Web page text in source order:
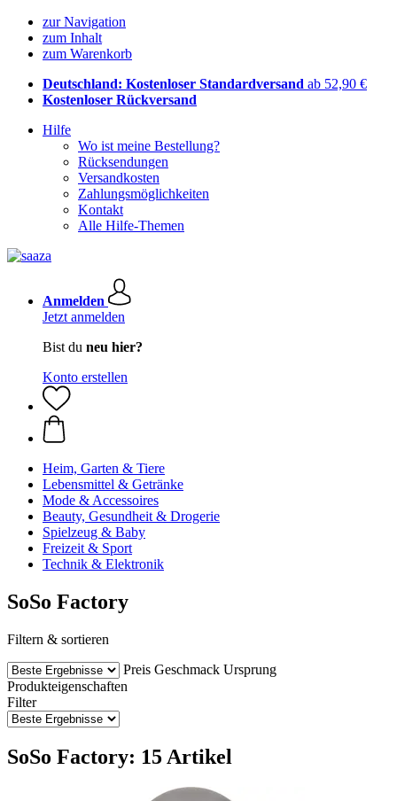
zur Navigation
zum Inhalt
zum Warenkorb
Deutschland: Kostenloser Standardversand ab 52,90 €
Kostenloser Rückversand
Hilfe
Wo ist meine Bestellung?
Rücksendungen
Versandkosten
Zahlungsmöglichkeiten
Kontakt
Alle Hilfe-Themen
Anmelden
Jetzt anmelden
Bist du neu hier?
Konto erstellen
Heim, Garten & Tiere
Lebensmittel & Getränke
Mode & Accessoires
Beauty, Gesundheit & Drogerie
Spielzeug & Baby
Freizeit & Sport
Technik & Elektronik
SoSo Factory
Filtern & sortieren
Preis Geschmack Ursprung
Produkteigenschaften
Filter
SoSo Factory: 15 Artikel